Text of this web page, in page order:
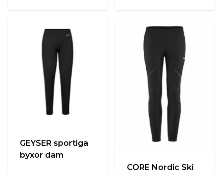
GEYSER sportiga
byxor dam
CORE Nordic Ski